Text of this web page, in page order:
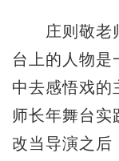
庄则敬老师
台上的人物是
中去感悟戏的
师长年舞台实
改当导演之后